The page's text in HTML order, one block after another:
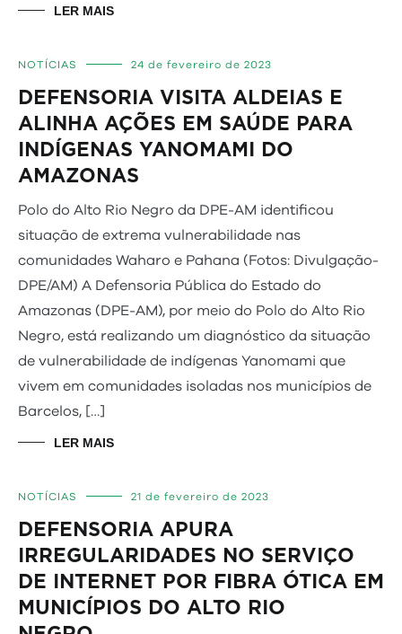
LER MAIS
NOTÍCIAS 24 de fevereiro de 2023
DEFENSORIA VISITA ALDEIAS E
ALINHA AÇÕES EM SAÚDE PARA
INDÍGENAS YANOMAMI DO
AMAZONAS
Polo do Alto Rio Negro da DPE-AM identificou
situação de extrema vulnerabilidade nas
comunidades Waharo e Pahana (Fotos: Divulgação-
DPE/AM) A Defensoria Pública do Estado do
Amazonas (DPE-AM), por meio do Polo do Alto Rio
Negro, está realizando um diagnóstico da situação
de vulnerabilidade de indígenas Yanomami que
vivem em comunidades isoladas nos municípios de
Barcelos, […]
LER MAIS
NOTÍCIAS 21 de fevereiro de 2023
DEFENSORIA APURA
IRREGULARIDADES NO SERVIÇO
DE INTERNET POR FIBRA ÓTICA EM
MUNICÍPIOS DO ALTO RIO